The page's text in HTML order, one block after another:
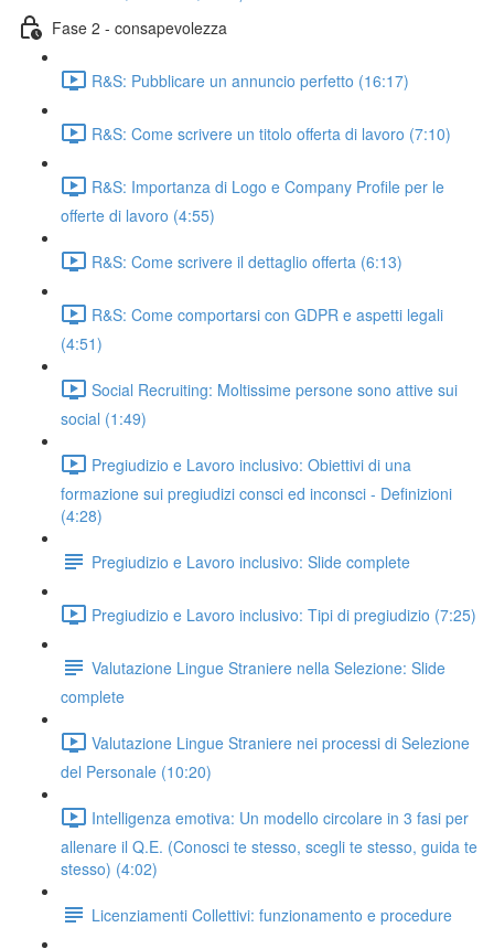
Fase 2 - consapevolezza
R&S: Pubblicare un annuncio perfetto (16:17)
R&S: Come scrivere un titolo offerta di lavoro (7:10)
R&S: Importanza di Logo e Company Profile per le
offerte di lavoro (4:55)
R&S: Come scrivere il dettaglio offerta (6:13)
R&S: Come comportarsi con GDPR e aspetti legali
(4:51)
Social Recruiting: Moltissime persone sono attive sui
social (1:49)
Pregiudizio e Lavoro inclusivo: Obiettivi di una
formazione sui pregiudizi consci ed inconsci - Definizioni
(4:28)
Pregiudizio e Lavoro inclusivo: Slide complete
Pregiudizio e Lavoro inclusivo: Tipi di pregiudizio (7:25)
Valutazione Lingue Straniere nella Selezione: Slide
complete
Valutazione Lingue Straniere nei processi di Selezione
del Personale (10:20)
Intelligenza emotiva: Un modello circolare in 3 fasi per
allenare il Q.E. (Conosci te stesso, scegli te stesso, guida te
stesso) (4:02)
Licenziamenti Collettivi: funzionamento e procedure